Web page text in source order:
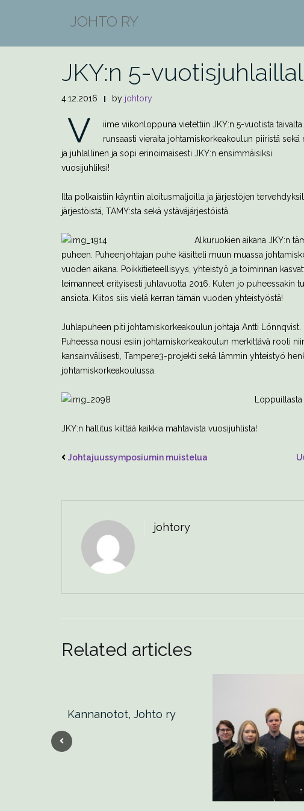
JOHTO RY
JKY:n 5-
4.12.2016 by johtory
V
iime viikonloppuna vietettiin JKY:n 5-vuotista
runsaasti vieraita johtamiskorkeakoulun piiristä sekä
ja juhlallinen ja sopi erinoimaisesti JKY:n ensimmäisiksi
vuosijuhliksi!
Ilta polkaistiin käyntiin aloitusmaljoilla ja järjestöjen
järjestöistä, TAMY:sta sekä ystäväjärjestöistä.
Alkuruokien aikana JKY:n
puheen. Puheenjohtajan puhe käsitteli muun muassa
vuoden aikana. Poikkitieteellisyys, yhteistyö ja toiminnan
leimanneet erityisesti juhlavuotta 2016. Kuten jo puheessakin
ansiota. Kiitos siis vielä kerran tämän vuoden yhteistyöstä!
Juhlapuheen piti johtamiskorkeakoulun johtaja Antti
Lönnqvist.
Puheessa nousi esiin johtamiskorkeakoulun merkittävä rooli
kansainvälisesti, Tampere3-projekti sekä lämmin yhteistyö
johtamiskorkeakoulussa.
JKY:n hallitus kiittää kaikkia mahtavista vuosijuhlista!
Johtajuussymposiumin muistelua
johtory
Related articles
Kannanotot, Johto ry